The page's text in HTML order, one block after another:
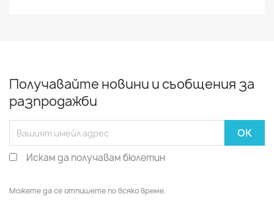
Получавайте новини и съобщения за
разпродажби
Искам да получавам бюлетин
Можете да се отпишете по всяко време.